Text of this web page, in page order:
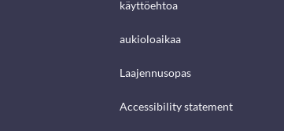
käyttöehtoa
aukioloaikaa
Laajennusopas
Accessibility statement